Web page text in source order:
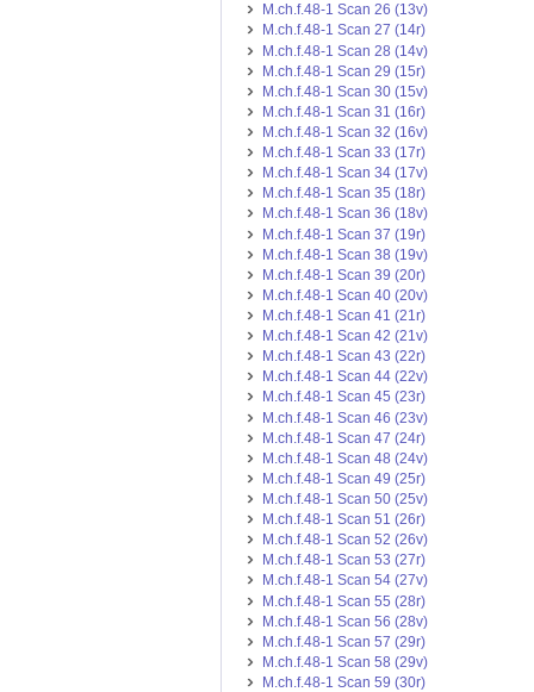
M.ch.f.48-1 Scan 26 (13v)
M.ch.f.48-1 Scan 27 (14r)
M.ch.f.48-1 Scan 28 (14v)
M.ch.f.48-1 Scan 29 (15r)
M.ch.f.48-1 Scan 30 (15v)
M.ch.f.48-1 Scan 31 (16r)
M.ch.f.48-1 Scan 32 (16v)
M.ch.f.48-1 Scan 33 (17r)
M.ch.f.48-1 Scan 34 (17v)
M.ch.f.48-1 Scan 35 (18r)
M.ch.f.48-1 Scan 36 (18v)
M.ch.f.48-1 Scan 37 (19r)
M.ch.f.48-1 Scan 38 (19v)
M.ch.f.48-1 Scan 39 (20r)
M.ch.f.48-1 Scan 40 (20v)
M.ch.f.48-1 Scan 41 (21r)
M.ch.f.48-1 Scan 42 (21v)
M.ch.f.48-1 Scan 43 (22r)
M.ch.f.48-1 Scan 44 (22v)
M.ch.f.48-1 Scan 45 (23r)
M.ch.f.48-1 Scan 46 (23v)
M.ch.f.48-1 Scan 47 (24r)
M.ch.f.48-1 Scan 48 (24v)
M.ch.f.48-1 Scan 49 (25r)
M.ch.f.48-1 Scan 50 (25v)
M.ch.f.48-1 Scan 51 (26r)
M.ch.f.48-1 Scan 52 (26v)
M.ch.f.48-1 Scan 53 (27r)
M.ch.f.48-1 Scan 54 (27v)
M.ch.f.48-1 Scan 55 (28r)
M.ch.f.48-1 Scan 56 (28v)
M.ch.f.48-1 Scan 57 (29r)
M.ch.f.48-1 Scan 58 (29v)
M.ch.f.48-1 Scan 59 (30r)